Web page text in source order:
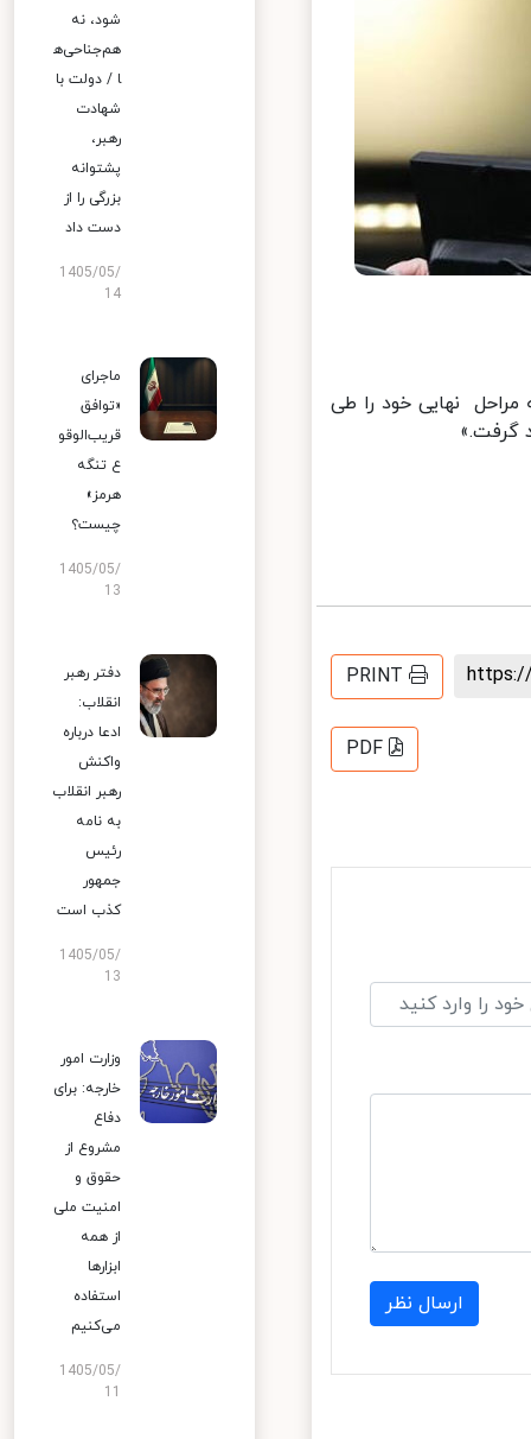
نهایی خود را طی
PRINT
PDF
ارسال نظر
شود، نه
هم‌جناحی‌ه
ا / دولت با
شهادت
رهبر،
پشتوانه
بزرگی را از
دست داد
1405/05/
14
ماجرای
«توافق
قریب‌الوقو
ع تنگه
هرمز»
چیست؟
1405/05/
13
دفتر رهبر
انقلاب:
ادعا درباره
واکنش
رهبر انقلاب
به نامه
رئیس
جمهور
کذب است
1405/05/
13
وزارت امور
خارجه: برای
دفاع
مشروع از
حقوق و
امنیت ملی
از همه
ابزارها
استفاده
می‌کنیم
1405/05/